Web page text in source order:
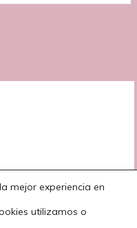
mejor experiencia en
utilizamos o